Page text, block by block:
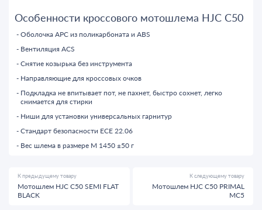
Особенности кроссового мотошлема HJC C50
Оболочка APC из поликарбоната и ABS
Вентиляция ACS
Снятие козырька без инструмента
Направляющие для кроссовых очков
Подкладка не впитывает пот, не пахнет, быстро сохнет, легко
снимается для стирки
Ниши для установки универсальных гарнитур
Стандарт безопасности ECE 22.06
Вес шлема в размере M 1450 ±50 г
К предыдущему товару
Мотошлем HJC C50 SEMI FLAT
BLACK
К следующему товару
Мотошлем HJC C50 PRIMAL
MC5